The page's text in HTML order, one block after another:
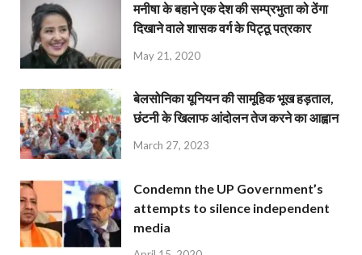
मनीषा के बहाने एक देश की सम्प्रभुता को ठेंगा
दिखाने वाले शासक वर्ग के पिट्ठू पत्रकार
May 21, 2020
बेलसोनिका यूनियन की सामूहिक भूख हड़ताल,
छंटनी के खिलाफ आंदोलन तेज करने का आह्वान
March 27, 2023
Condemn the UP Government’s
attempts to silence independent
media